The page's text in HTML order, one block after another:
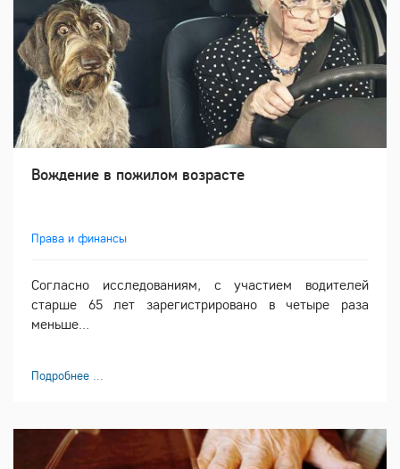
Вождение в пожилом возрасте
Права и финансы
Согласно исследованиям, с участием водителей
старше 65 лет зарегистрировано в четыре раза
меньше...
Подробнее ...